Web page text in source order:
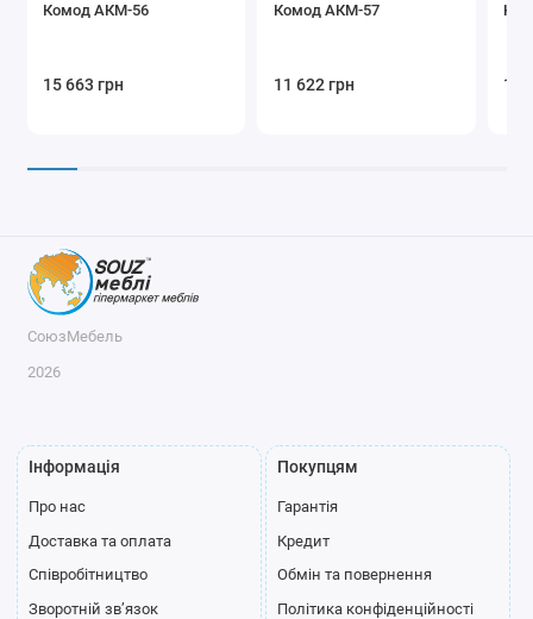
Комод АКМ-56
15 663 грн
Комод АКМ-57
11 622 грн 11
СоюзМебель
2026
Інформація
Про нас
Доставка та оплата
Співробітництво
Зворотній зв’язок
Покупцям
Гарантія
Кредит
Обмін та повернення
Політика конфіденційності